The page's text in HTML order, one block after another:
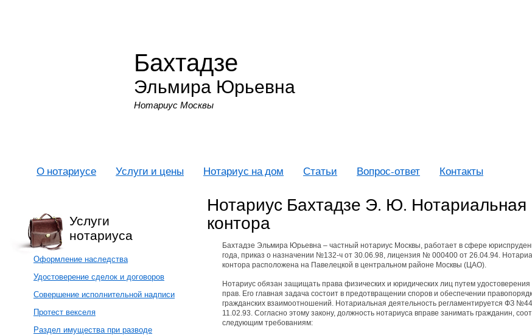
Бахтадзе
Эльмира Юрьевна
Нотариус Москвы
О нотариусе Услуги и цены Нотариус на дом Статьи Вопрос-ответ Контакты
Нотариус Бахтадзе Э. Ю. Нотариальная
контора
Бахтадзе Эльмира Юрьевна – частный нотариус Москвы, работает в сфере
года, приказ о назначении №132-ч от 30.06.98, лицензия № 000400 от 26.04.94.
контора расположена на Павелецкой в центральном районе Москвы (ЦАО).
Нотариус обязан защищать права физических и юридических лиц путем удостоверения
прав. Его главная задача состоит в предотвращении споров и обеспечении
гражданских взаимоотношений. Нотариальная деятельность регламентируется ФЗ
11.02.93. Согласно этому закону, должность нотариуса вправе занимать гражданин,
следующим требованиям:
Услуги
нотариуса
Оформление наследства
Удостоверение сделок и договоров
Совершение исполнительной надписи
Протест векселя
Раздел имущества при разводе